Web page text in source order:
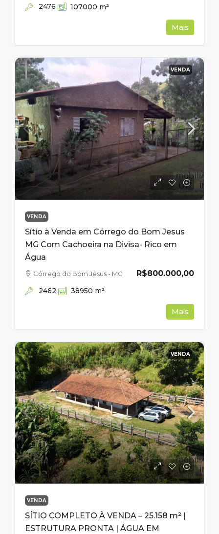
2476 107000 m²
Mais
VENDA
VENDA
Sítio à Venda em Córrego do Bom Jesus
MG Com Cachoeira na Divisa- Rico em
Água
R$800.000,00
Córrego do Bom Jesus - MG
2462 38950 m²
Mais
VENDA
VENDA
SÍTIO COMPLETO À VENDA – 25.158 m² |
ESTRUTURA PRONTA | ÁGUA EM